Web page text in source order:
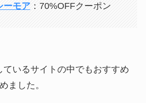
ーモア：70%OFFクーポン
ているサイトの中でもおすすめ
ました。